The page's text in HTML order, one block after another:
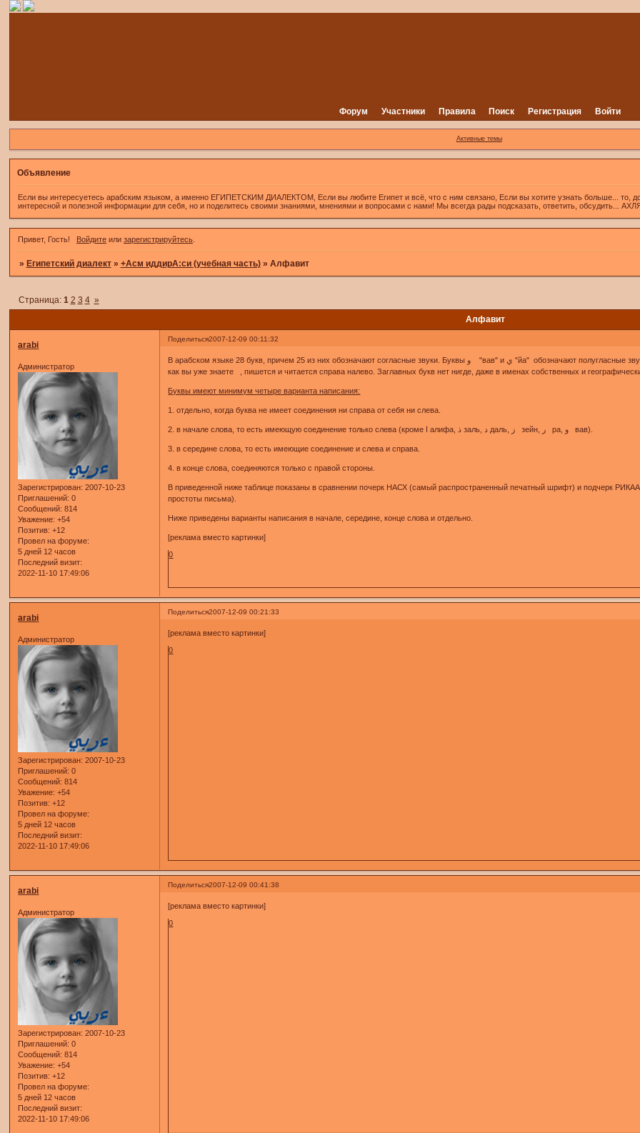
Форум Участники Правила Поиск Регистрация Войти
Активные темы
Объявление
Если вы интересуетесь арабским языком, а именно ЕГИПЕТСКИМ ДИАЛЕКТОМ, Если вы любите Египет и всё, что с ним связано, Если вы хотите узнать больше... то,
интересной и полезной информации для себя, но и поделитесь своими знаниями, мнениями и вопросами с нами! Мы всегда рады подсказать, ответить, обсудить...
Привет, Гость! Войдитеили зарегистрируйтесь.
» Египетский диалект » +Асм иддирА:си (учебная часть) » Алфавит
Алфавит
Страница: 1 2 3 4 »
Поделиться2007-12-09 00:11:32
arabi
Администратор
Зарегистрирован: 2007-10-23
Приглашений: 0
Сообщений: 814
Уважение: +54
Позитив: +12
Провел на форуме:
5 дней 12 часов
Последний визит:
2022-11-10 17:49:06
В арабском языке 28 букв, причем 25 из них обозначают согласные звуки. Буквы و "вав" и ي "йа" обозначают полугласные звуки. Буква ة (та марбУта) пишется только в конце слова. Арабская письменность,
как вы уже знаете , пишется и читается справа налево. Заглавных букв нет нигде, даже в именах собственных и
Буквы имеют минимум четыре варианта написания:
1. отдельно, когда буква не имеет соединения ни справа от себя ни слева.
2. в начале слова, то есть имеющую соединение только слева (кроме ا алифа, ذ заль, د даль, ز зейн, ر ра, و вав).
3. в середине слова, то есть имеющие соединение и слева и справа.
4. в конце слова, соединяются только с правой стороны.
В приведенной ниже таблице показаны в сравнении почерк НАСХ (самый распространенный печатный шрифт) и подчерк
простоты письма).
Ниже приведены варианты написания в начале, середине, конце слова и отдельно.
[реклама вместо картинки]
0
Поделиться2007-12-09 00:21:33
arabi
Администратор
Зарегистрирован: 2007-10-23
Приглашений: 0
Сообщений: 814
Уважение: +54
Позитив: +12
Провел на форуме:
5 дней 12 часов
Последний визит:
2022-11-10 17:49:06
[реклама вместо картинки]
0
Поделиться2007-12-09 00:41:38
arabi
Администратор
Зарегистрирован: 2007-10-23
Приглашений: 0
Сообщений: 814
Уважение: +54
Позитив: +12
Провел на форуме:
5 дней 12 часов
Последний визит:
2022-11-10 17:49:06
[реклама вместо картинки]
0